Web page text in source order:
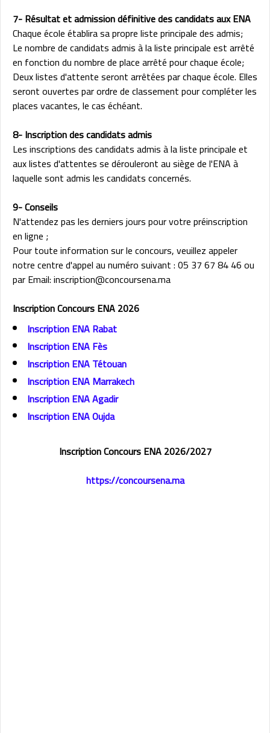
7- Résultat et admission définitive des candidats aux ENA
Chaque école établira sa propre liste principale des admis;
Le nombre de candidats admis à la liste principale est arrêté
en fonction du nombre de place arrêté pour chaque école;
Deux listes d'attente seront arrêtées par chaque école. Elles
seront ouvertes par ordre de classement pour compléter les
places vacantes, le cas échéant.
8- Inscription des candidats admis
Les inscriptions des candidats admis à la liste principale et
aux listes d'attentes se dérouleront au siège de l'ENA à
laquelle sont admis les candidats concernés.
9- Conseils
N'attendez pas les derniers jours pour votre préinscription
en ligne ;
Pour toute information sur le concours, veuillez appeler
notre centre d'appel au numéro suivant : 05 37 67 84 46 ou
par Email: inscription@concoursena.ma
Inscription Concours ENA 2026
Inscription ENA Rabat
Inscription ENA Fès
Inscription ENA Tétouan
Inscription ENA Marrakech
Inscription ENA Agadir
Inscription ENA Oujda
Inscription Concours ENA 2026/2027
https://concoursena.ma